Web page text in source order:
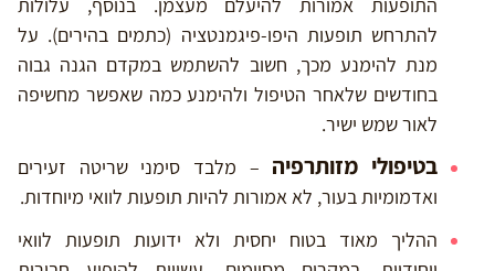
להתרחש תופעות היפו-פיגמנטציה (כתמים בהירים). על
מנת להימנע מכך, חשוב להשתמש במקדם הגנה גבוה
בחודשים שלאחר הטיפול ולהימנע כמה שאפשר מחשיפה
לאור שמש ישיר.
בטיפולי מזותרפיה – מלבד סימני שריטה זעירים
ואדמומיות בעור, לא אמורות להיות תופעות לוואי מיוחדות.
ההליך מאוד בטוח יחסית ולא ידועות תופעות לוואי